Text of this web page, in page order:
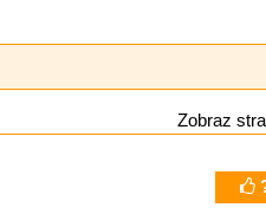
Zobraz